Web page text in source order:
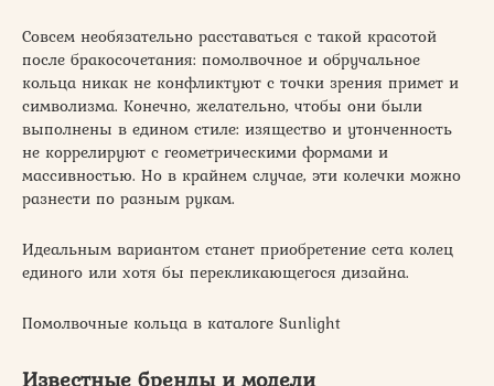
Совсем необязательно расставаться с такой красотой
после бракосочетания: помолвочное и обручальное
кольца никак не конфликтуют с точки зрения примет и
символизма. Конечно, желательно, чтобы они были
выполнены в едином стиле: изящество и утонченность
не коррелируют с геометрическими формами и
массивностью. Но в крайнем случае, эти колечки можно
разнести по разным рукам.
Идеальным вариантом станет приобретение сета колец
единого или хотя бы перекликающегося дизайна.
Помолвочные кольца в каталоге Sunlight
Известные бренды и модели